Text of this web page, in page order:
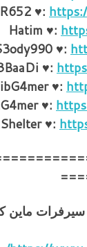
♥:
Hatim ♥:
♥:
♥:
♥:
♥:
♥: